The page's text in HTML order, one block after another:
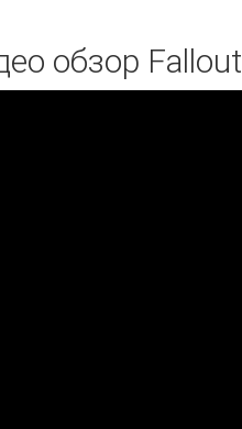
обзор Fallout